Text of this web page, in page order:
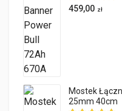
459,00 zł
Mostek
25mm 40cm